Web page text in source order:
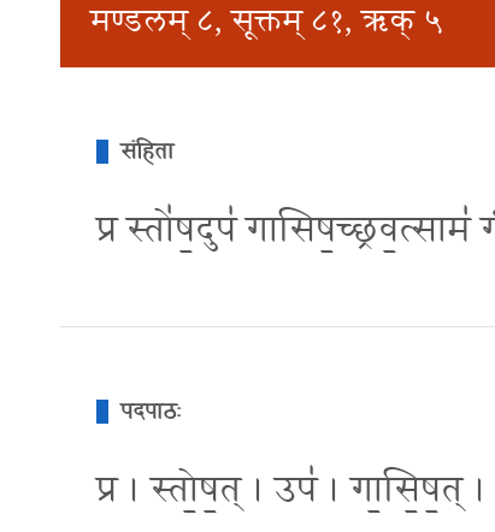
मण्डलम् ८, सूक्तम् ८१, ऋक् ५
संहिता
प्र स्तो॑ष॒दुप॑
पदपाठः
प्र । स्तो॒ष॒त् । उप॑ । गा॒सि॒ष॒त्